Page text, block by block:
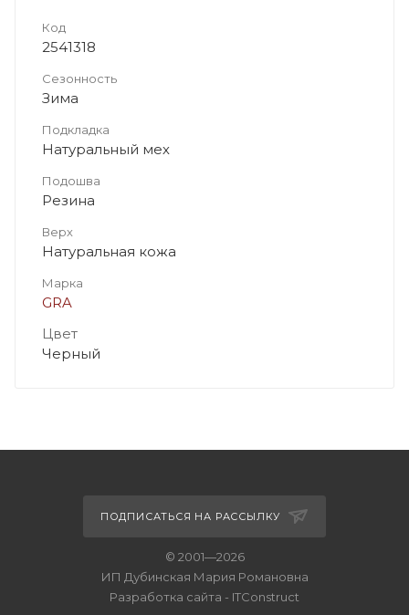
Код
2541318
Сезонность
Зима
Подкладка
Натуральный мех
Подошва
Резина
Верх
Натуральная кожа
Марка
GRA
Цвет
Черный
ПОДПИСАТЬСЯ НА РАССЫЛКУ
© 2001—2026
ИП Дубинская Мария Романовна
Разработка сайта - ITConstruct